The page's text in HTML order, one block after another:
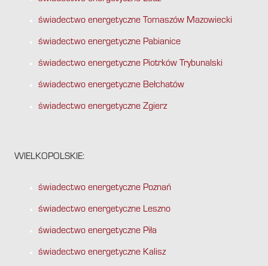
świadectwo energetyczne Tomaszów Mazowiecki
świadectwo energetyczne Pabianice
świadectwo energetyczne Piotrków Trybunalski
świadectwo energetyczne Bełchatów
świadectwo energetyczne Zgierz
WIELKOPOLSKIE:
świadectwo energetyczne Poznań
świadectwo energetyczne Leszno
świadectwo energetyczne Piła
świadectwo energetyczne Kalisz